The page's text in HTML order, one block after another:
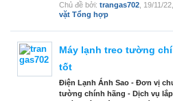
Chủ đề bởi: trangas702 19/11/22
vặt Tổng hợp
Máy lạnh treo tường
tốt
Điện Lạnh Ánh Sao - Đơn vị
tường chính hãng - Dịch vụ